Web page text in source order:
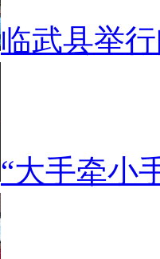
临武县举
“大手牵小